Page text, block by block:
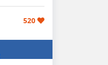
520